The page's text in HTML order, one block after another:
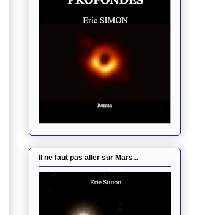
Il ne faut pas aller sur Mars...